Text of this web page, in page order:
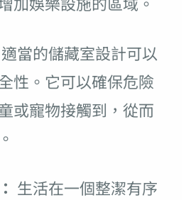
適當的儲藏室設計可以
性。它可以確保危險
或寵物接觸到，從而
生活在一個整潔有序